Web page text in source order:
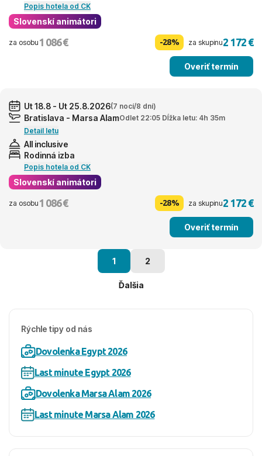
Popis hotela od CK
Slovenskí animátori
za osobu 1 086 € -28% za skupinu2 172 €
Overiť termín
Ut 18.8 - Ut 25.8.2026(7 nocí/8 dní)
Bratislava - Marsa AlamOdlet 22:05 Dĺžka letu: 4h 35m
Detail letu
All inclusive
Rodinná izba
Popis hotela od CK
Slovenskí animátori
za osobu 1 086 € -28% za skupinu2 172 €
Overiť termín
1 2
Ďalšia
Rýchle tipy od nás
Dovolenka Egypt 2026
Last minute Egypt 2026
Dovolenka Marsa Alam 2026
Last minute Marsa Alam 2026